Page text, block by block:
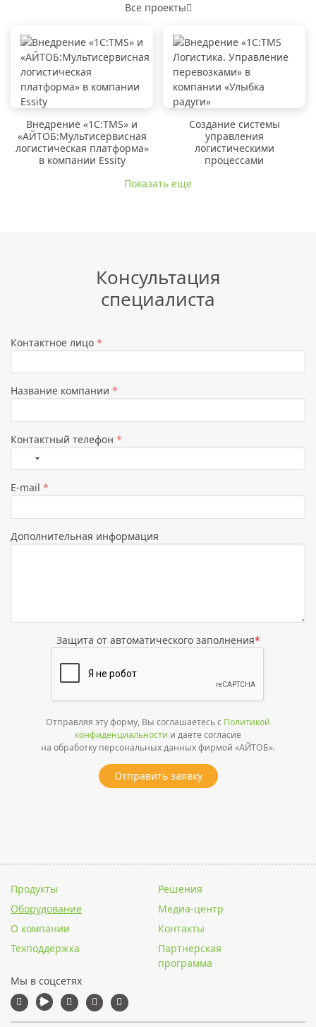
Все проекты
Внедрение «1C:TMS» и
«АЙТОБ:Мультисервисная
логистическая платформа»
в компании Essity
Создание системы
управления
логистическими
процессами
Показать еще
Консультация
специалиста
Контактное лицо *
Название компании *
Контактный телефон *
Страна
не
выбрана
E-mail *
Дополнительная информация
Защита от автоматического заполнения*
Отправляя эту форму, Вы соглашаетесь с Политикой
конфиденциальности и даете согласие
на обработку персональных данных фирмой «АЙТОБ».
Отправить заявку
Продукты
Решения
Оборудование
Медиа-центр
О компании
Контакты
Техподдержка
Партнерская
программа
Мы в соцсетях